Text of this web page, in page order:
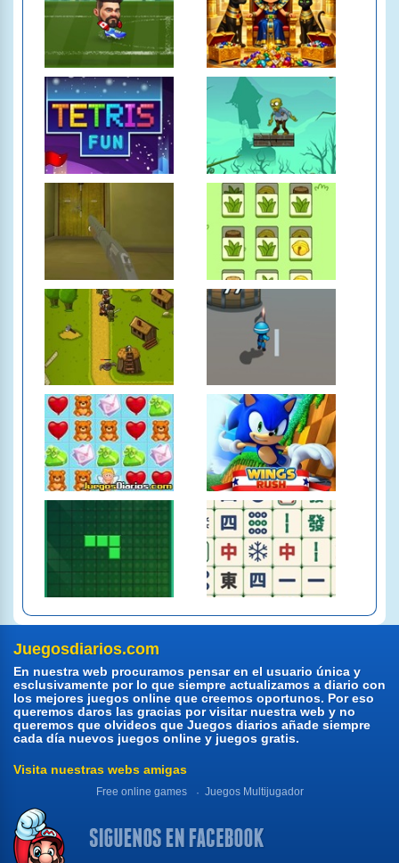
Juegosdiarios.com
En nuestra web procuramos pensar en el usuario única y
esclusivamente por lo que siempre actualizamos a diario con
los mejores juegos online que creemos oportunos. Por eso
queremos daros las gracias por visitar nuestra web y no
queremos que olvideos que Juegos diarios añade siempre
cada día nuevos juegos online y juegos gratis.
Visita nuestras webs amigas
Free online games Juegos Multijugador